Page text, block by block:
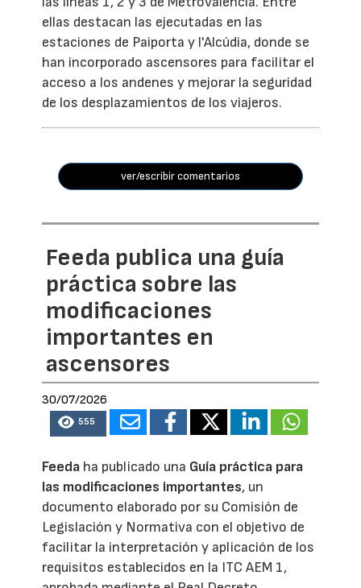
ellas destacan las ejecutadas en las
estaciones de Paiporta y l'Alcúdia, donde se
han incorporado ascensores para facilitar el
acceso a los andenes y mejorar la seguridad
de los desplazamientos de los viajeros.
ver/escribir comentarios
Feeda publica una guía
práctica sobre las
modificaciones
importantes en
ascensores
30/07/2026
555
Feeda ha publicado una Guía práctica para
las modificaciones importantes, un
documento elaborado por su Comisión de
Legislación y Normativa con el objetivo de
facilitar la interpretación y aplicación de los
requisitos establecidos en la ITC AEM 1,